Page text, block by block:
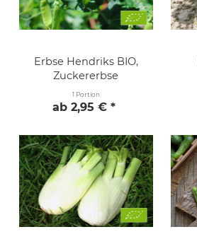
Erbse Hendriks BIO,
Zuckererbse
1 Portion
ab 2,95 € *